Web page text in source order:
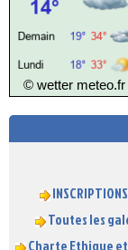
© wetter meteo.fr
Toutes les
Charte Ethique